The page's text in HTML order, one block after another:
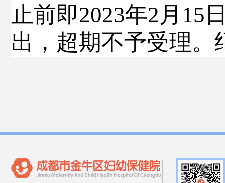
止前即2023年2 月 15
出，超期不予受理。